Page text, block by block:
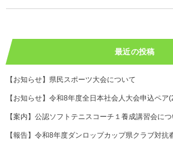
最近の投稿
【お知らせ】県民スポーツ大会について
【お知らせ】令和8年度全日本社会人大会申込ペア
【案内】公認ソフトテニスコーチ１養成講習会に
【報告】令和8年度ダンロップカップ県クラブ対